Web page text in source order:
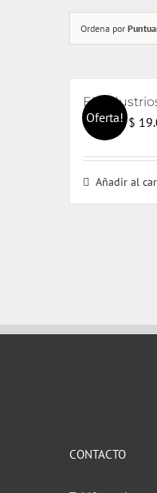
Ordena por
Oferta!
El
$20.000
El
era:
$
Añadir al
CONTACTO